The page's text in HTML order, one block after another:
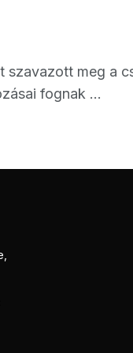
szavazott meg a
fognak ...